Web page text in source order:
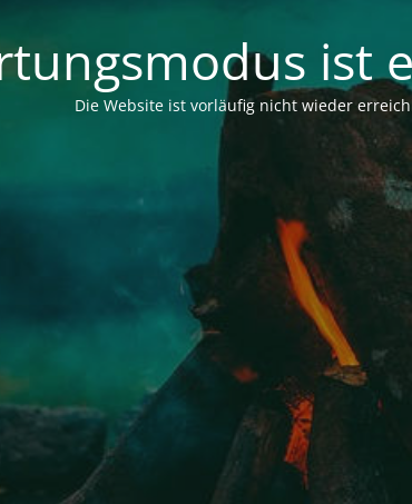
ist
Die Website ist vorläufig nicht wieder